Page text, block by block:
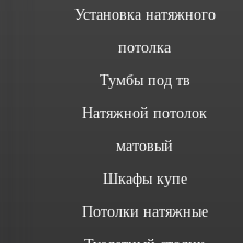
Установка натяжного
потолка
Тумбы под тв
Натяжной потолок
матовый
Шкафы купе
Потолки натяжные